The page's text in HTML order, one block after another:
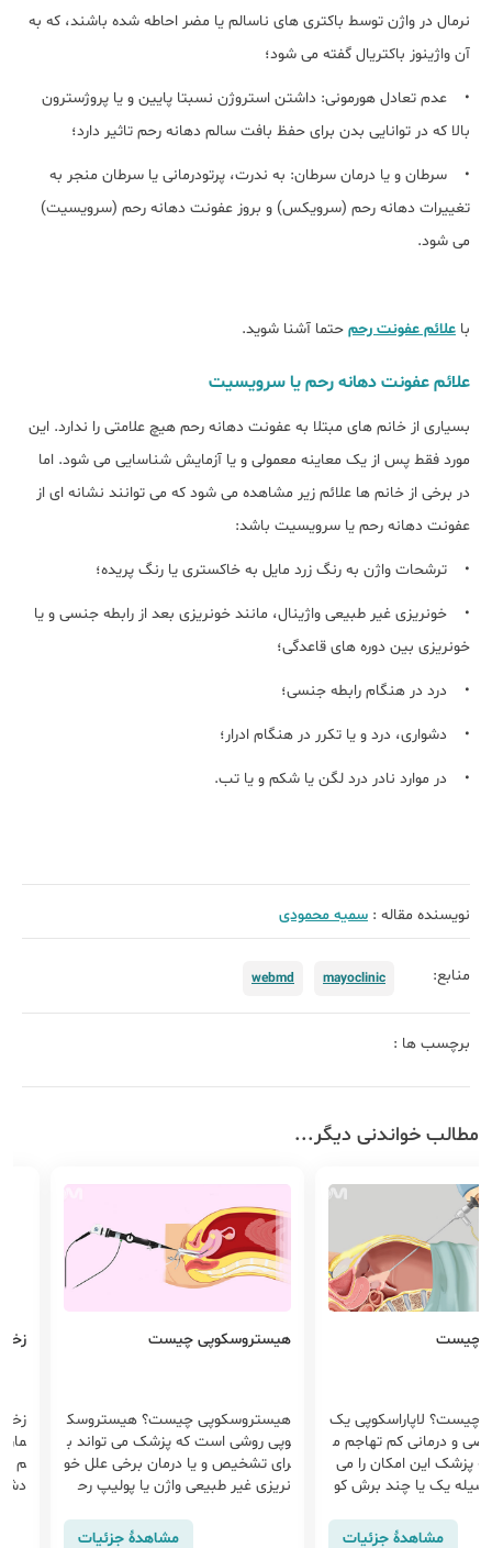
نرمال در واژن توسط باکتری های ناسالم یا مضر احاطه شده باشند، که به
آن واژینوز باکتریال گفته می شود؛
• عدم تعادل هورمونی: داشتن استروژن نسبتا پایین و یا پروژسترون
بالا که در توانایی بدن برای حفظ بافت سالم دهانه رحم تاثیر دارد؛
• سرطان و یا درمان سرطان: به ندرت، پرتودرمانی یا سرطان منجر به
تغییرات دهانه رحم (سرویکس) و بروز عفونت دهانه رحم (سرویسیت)
می شود.
با علائم عفونت رحم حتما آشنا شوید.
علائم عفونت دهانه رحم یا سرویسیت
بسیاری از خانم های مبتلا به عفونت دهانه رحم هیچ علامتی را ندارد. این
مورد فقط پس از یک معاینه معمولی و یا آزمایش شناسایی می شود. اما
در برخی از خانم ها علائم زیر مشاهده می شود که می توانند نشانه ای از
عفونت دهانه رحم یا سرویسیت باشد:
• ترشحات واژن به رنگ زرد مایل به خاکستری یا رنگ پریده؛
• خونریزی غیر طبیعی واژینال، مانند خونریزی بعد از رابطه جنسی و یا
خونریزی بین دوره های قاعدگی؛
• درد در هنگام رابطه جنسی؛
• دشواری، درد و یا تکرر در هنگام ادرار؛
• در موارد نادر درد لگن یا شکم و یا تب.
نویسنده مقاله : سمیه محمودی
منابع: mayoclinic
webmd
برچسب ها :
مطالب خواندنی دیگر...
چیست
چیست؟ لاپاراسکوپی یک
و درمانی کم تهاجم م
پزشک این امکان را می
یک یا چند برش کو
مشاهدهٔ جزئیات
هیستروسکوپی چیست
هیستروسکوپی چیست؟ هیستروسک
وپی روشی است که پزشک می تواند ب
رای تشخیص و یا درمان برخی علل خو
نریزی غیر طبیعی واژن یا پولیپ رح
ب‌های بعد از هیستروسکوپی را در ای
مشاهدهٔ جزئیات
م